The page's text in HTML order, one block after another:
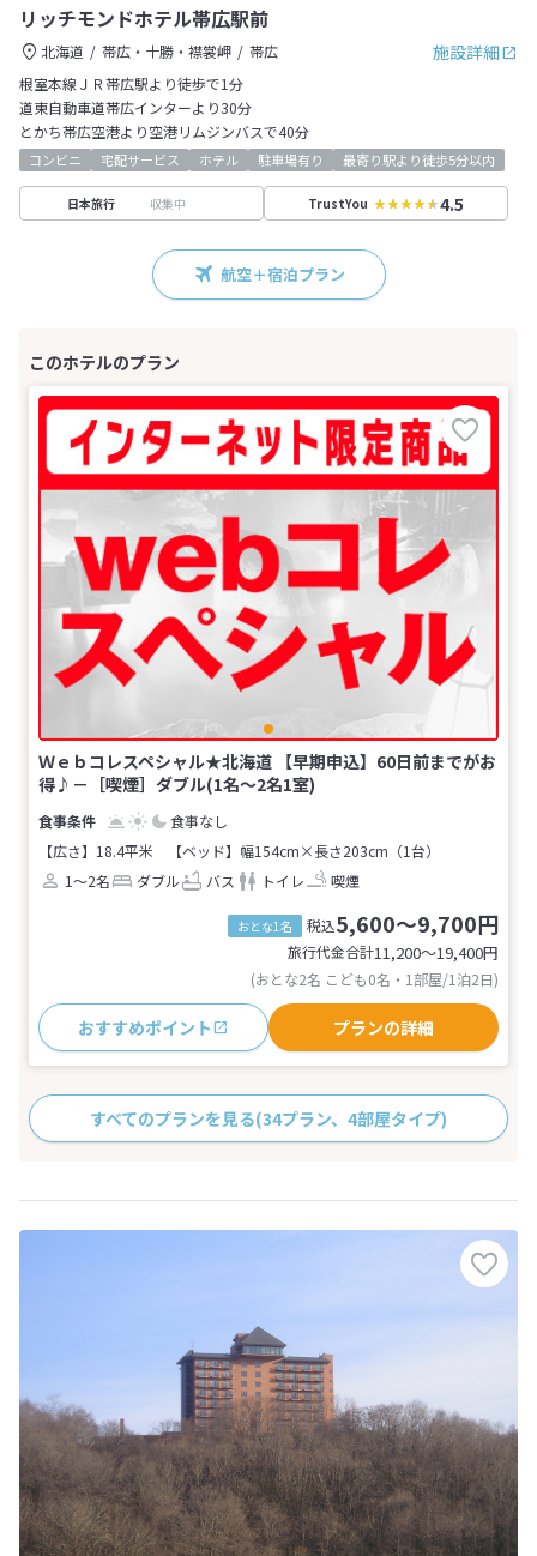
リッチモンドホテル帯広駅前
施設詳細
北海道 帯広・十勝・襟裳岬
帯広
根室本線ＪＲ帯広駅より徒歩で1分
道東自動車道帯広インターより30分
とかち帯広空港より空港リムジンバスで40分
コンビニ 宅配サービス ホテル 駐車場有り 最寄り駅より徒歩5分以内
日本旅行 収集中 TrustYou 4.5
航空＋宿泊プラン
Ｗｅｂコレスペシャル★北海道 【早期申込】60日前までがお
得♪－［喫煙］ダブル(1名～2名1室)
食事なし
【広さ】18.4平米
【ベッド】幅154cm×長さ203cm（1台）
1～2名
ダブル バス トイレ 喫煙
おとな1名 税込5,600～9,700円
旅行代金合計11,200〜19,400円
(おとな2名 こども0名・1部屋/1泊2日)
おすすめポイント プランの詳細
すべてのプランを見る(34プラン、4部屋タイプ)